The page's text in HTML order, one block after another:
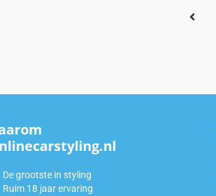
De grootste in styling
Ruim 18 jaar ervaring